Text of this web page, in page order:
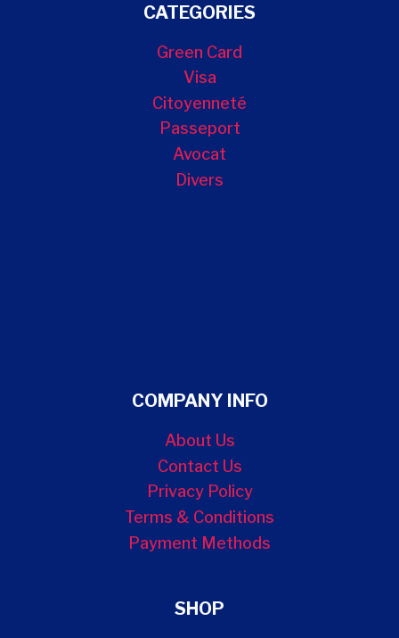
CATEGORIES
Green Card
Visa
Citoyenneté
Passeport
Avocat
Divers
COMPANY INFO
About Us
Contact Us
Privacy Policy
Terms & Conditions
Payment Methods
SHOP